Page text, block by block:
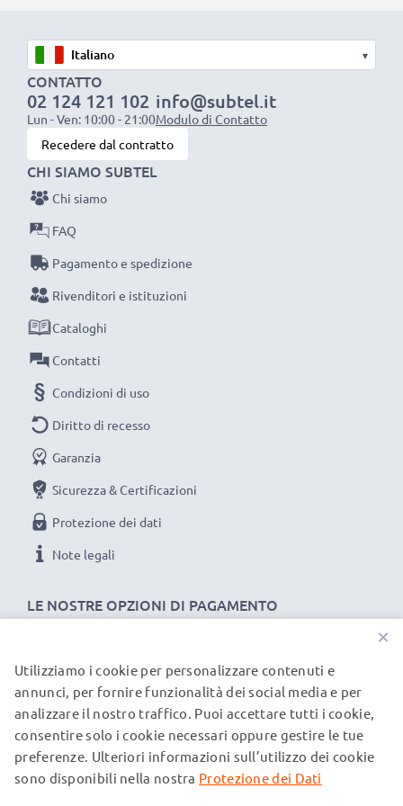
Ottima velocità di ricarica
1x batteria da 1000 mAh: circa 2 ore
1x batteria da 2000 mAh: circa 4 ore
1x batteria da 3000 mAh: circa 6 ore
NOTA BENE:per una prestaziona ottimale e il
raggiungimento di efficienza desiderata ricarica
completamente le batterie prima d‘impiegarle.
questo caricabatteria intelligente, con schermo
LCD, marcato CELLONIC. Ordina ora, spedizione
rapida e 3 anni di garanzia!
▾
CONTATTO
02 124 121 102
Lun - Ven: 10:00 - 21:00
info@subtel.it
Modulo di Contatto
Recedere dal contratto
LE NOSTRE OPZIONI DI PAGAMENTO
CHI SIAMO SUBTEL
Chi siamo
FAQ
Pagamento e spedizione
Rivenditori e istituzioni
Cataloghi
Contatti
Condizioni di uso
Diritto di recesso
Garanzia
Sicurezza & Certificazioni
Protezione dei dati
Note legali
I NOSTRI PARTNER DI SPEDIZIONE
© subtel.it 2026
Tutti i prezzi includono l'IVA e sono esclusi i costi di
spedizione. Si prega di notare che tutti i marchi menzionati
×
Utilizziamo i cookie per personalizzare contenuti e
annunci, per fornire funzionalità dei social media e per
analizzare il nostro traffico. Puoi accettare tutti i cookie,
consentire solo i cookie necessari oppure gestire le tue
preferenze. Ulteriori informazioni sull’utilizzo dei cookie
sono disponibili nella nostra Protezione dei Dati